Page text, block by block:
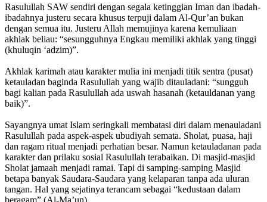
Rasulullah SAW sendiri dengan segala ketinggian Iman dan ibadah-
ibadahnya justeru secara khusus terpuji dalam Al-Qur’an bukan
dengan semua itu. Justeru Allah memujinya karena kemuliaan
akhlak beliau: “sesungguhnya Engkau memiliki akhlak yang tinggi
(khuluqin ‘adzim)”.
Akhlak karimah atau karakter mulia ini menjadi titik sentra (pusat)
ketauladan baginda Rasulullah yang wajib ditauladani: “sungguh
bagi kalian pada Rasulullah ada uswah hasanah (ketauldanan yang
baik)”.
Sayangnya umat Islam seringkali membatasi diri dalam menauladani
Rasulullah pada aspek-aspek ubudiyah semata. Sholat, puasa, haji
dan ragam ritual menjadi perhatian besar. Namun ketauladanan pada
karakter dan prilaku sosial Rasulullah terabaikan. Di masjid-masjid
Sholat jamaah menjadi ramai. Tapi di samping-samping Masjid
betapa banyak Saudara-Saudara yang kelaparan tanpa ada uluran
tangan. Hal yang sejatinya terancam sebagai “kedustaan dalam
beragam” (Al-Ma’un).